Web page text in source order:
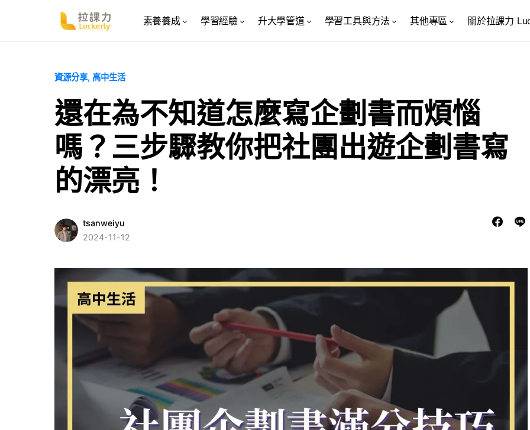
素養養成 學習經驗 升大學管道 學習工具與方法 其他專區 關於拉課力
資源分享 高中生活
還在為不知道怎麼寫企劃書而煩惱
嗎？三步驟教你把社團出遊企劃書寫
的漂亮！
tsanweiyu
2024-11-12